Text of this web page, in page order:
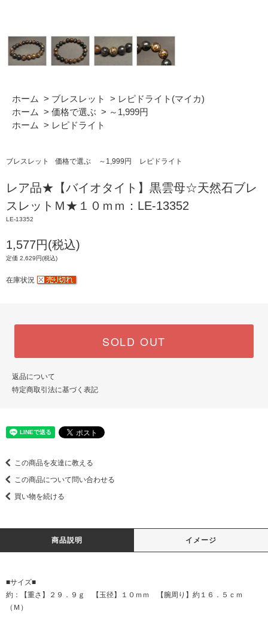
ホーム > ブレスレット > レピドライト(マイカ)
ホーム > 価格で選ぶ > ～1,999円
ホーム > レピドライト
ブレスレット 価格で選ぶ ～1,999円 レピドライト
レア品★【バイオタイト】黒雲母☆天然石ブレ
スレットＭ★１０ｍｍ：LE-13352
LE-13352
1,577円(税込)
定価 2,629円(税込)
在庫状況
SOLD OUT
返品について
特定商取引法に基づく表記
この商品を友達に教える
この商品について問い合わせる
買い物を続ける
商品説明 イメージ
■サイズ■
約：【重さ】２９．９ｇ 【玉径】１０ｍｍ 【腕周り】約１６．５ｃｍ
（Ｍ）